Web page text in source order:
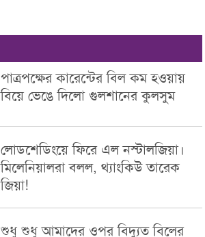
পাত্রপক্ষের কারেন্টের বিল কম হওয়ায়
বিয়ে ভেঙে দিলো গুলশানের কুলসুম
লোডশেডিংয়ে ফিরে এল নস্টালজিয়া।
মিলেনিয়ালরা বলল, থ্যাংকিউ তারেক
জিয়া!
শুধু শুধু আমাদের ওপর বিদ্যুত বিলের